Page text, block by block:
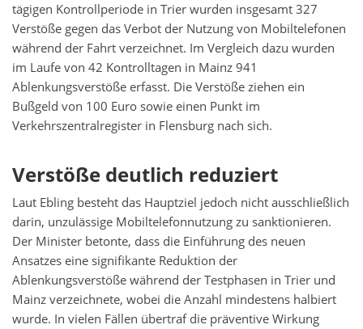
tägigen Kontrollperiode in Trier wurden insgesamt 327
Verstöße gegen das Verbot der Nutzung von Mobiltelefonen
während der Fahrt verzeichnet. Im Vergleich dazu wurden
im Laufe von 42 Kontrolltagen in Mainz 941
Ablenkungsverstöße erfasst. Die Verstöße ziehen ein
Bußgeld von 100 Euro sowie einen Punkt im
Verkehrszentralregister in Flensburg nach sich.
Verstöße deutlich reduziert
Laut Ebling besteht das Hauptziel jedoch nicht ausschließlich
darin, unzulässige Mobiltelefonnutzung zu sanktionieren.
Der Minister betonte, dass die Einführung des neuen
Ansatzes eine signifikante Reduktion der
Ablenkungsverstöße während der Testphasen in Trier und
Mainz verzeichnete, wobei die Anzahl mindestens halbiert
wurde. In vielen Fällen übertraf die präventive Wirkung